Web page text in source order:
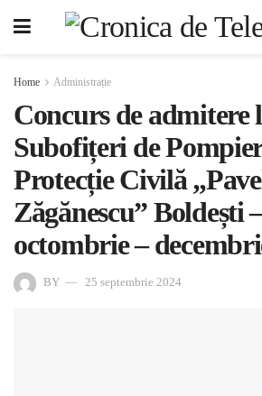
Home Administrație
Concurs de admitere
Subofițeri de
Protecție Civilă
Zăgănescu” Boldești
octombrie –
BY 25 septembrie 2024